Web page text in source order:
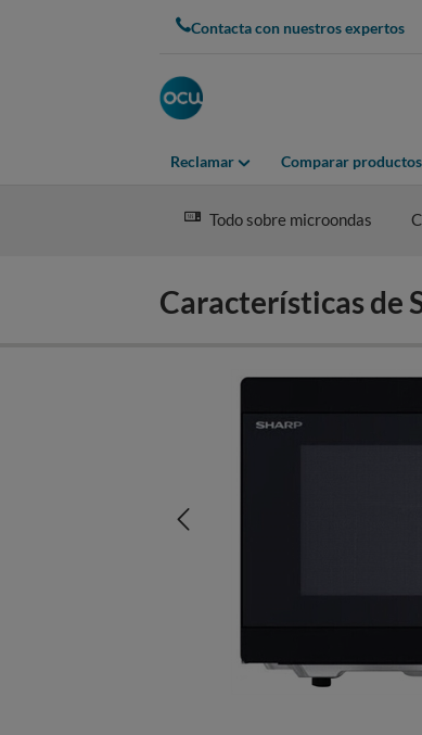
Contacta con nuestros expertos
Reclamar Comparar
Todo sobre microondas
Características de